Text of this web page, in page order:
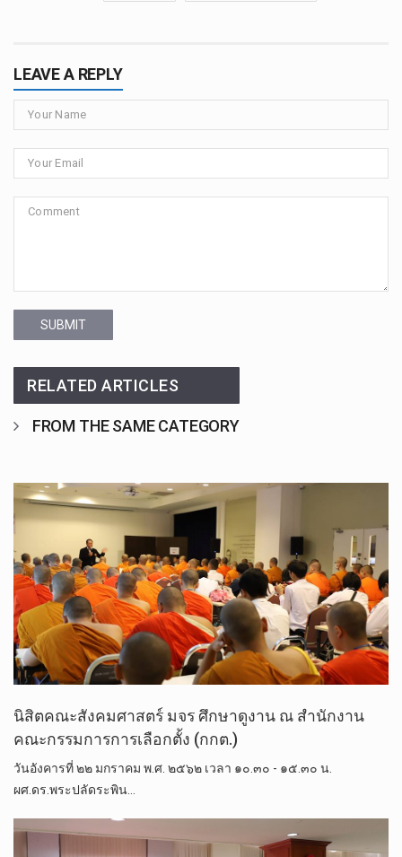
LEAVE A REPLY
SUBMIT
RELATED ARTICLES
FROM THE SAME CATEGORY
นิสิตคณะสังคมศาสตร์​ มจร ศึกษาดูงาน​ ณ สำนักงาน
คณะกรรมการการเลือกตั้ง (กกต.)
วันอังคารที่ ๒๒ มกราคม พ.ศ. ๒๕๖๒ เวลา ๑๐.๓๐ -​ ๑๕.๓๐​ น.​
ผศ.ดร.พระปลัดระพิน…